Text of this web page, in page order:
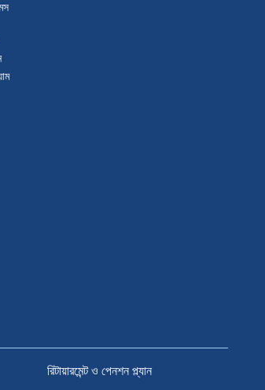
রিটায়ারমেন্ট ও পেনশন প্ল্যান